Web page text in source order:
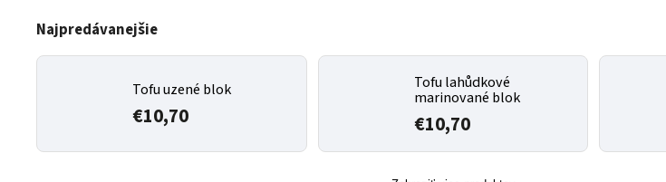
Najpredávanejšie
Tofu uzené blok
€10,70
Tofu lahůdkové
marinované blok
€10,70